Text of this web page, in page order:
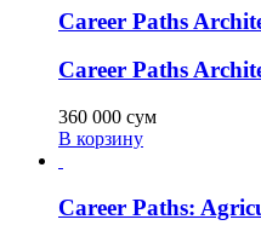
Career Paths
Career Paths
360 000 сум
В корзину
Career Paths: